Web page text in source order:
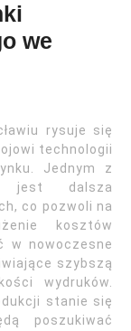
we
rysuje się
technologii
Jednym z
jest dalsza
co pozwoli na
kosztów
w nowoczesne
szybszą
wydruków.
stanie się
poszukiwać